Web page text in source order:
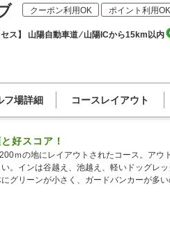
クーポン利用OK ポイント利用OK
セス】 山陽自動車道 ⁄ 山陽ICから15km以内
フ場詳細 コースレイアウト
好スコア！
ｍの地にレイアウトされたコース。アウ
。インは谷越え、池越え、軽いドッグレ
グリーンが小さく、ガードバンカーが多